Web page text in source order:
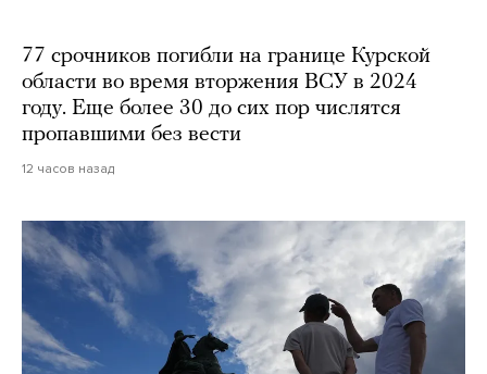
77 срочников погибли на границе Курской
области во время вторжения ВСУ в 2024
году. Еще более 30 до сих пор числятся
пропавшими без вести
12 часов назад